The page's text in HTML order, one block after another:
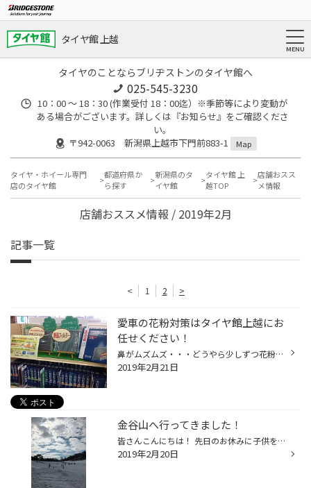
タイヤ館 上越
タイヤのことならブリヂストンのタイヤ館へ
025-545-3230
10：00 ～ 18：30 (作業受付 18：00迄）※季節等により変動が
ある場合がございます。詳しくは『お知らせ』をご確認くださ
い。
〒942-0063 新潟県上越市下門前883-1
Map
タイヤ・ホイール専門
店のタイヤ館
都道府県か
ら探す
新潟県のタ
イヤ館
タイヤ館 上
越TOP
店舗おスス
メ情報
店舗おススメ情報 / 2019年2月
記事一覧
< 1 2 >
愛車の花粉対策はタイヤ館上越にお
任せください！
鼻がムズムズ・・・どうやら少しずつ花粉が・・・！？ 花粉症の方にはとってもツライ時期が近づいてきています（>Д<） 家の中は空気清浄機で安心♪ 車内も窓は開けないから安心♪・・・！？ ではないんです！ 車にも花粉やほこりなどをキャッチしてくれる 『エアコンフィルター』があるのはご存知です...
2019年2月21日
金谷山へ行ってきました！
皆さんこんにちは！ 先日のお休みに子供を連れて雪遊びに金谷山へ行ってきました！ 大勢の幼稚園児が遊びに来ていましたよ！ お昼前には太陽が出てきて気温も上がり雪遊び日和でした！ 元気に雪遊びをする子供達を見ながら少しずつ春の訪れを感じる日でした☆
2019年2月20日